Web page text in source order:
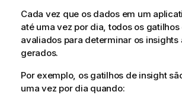
Cada vez que os dados em um
até uma vez por dia, todos os
avaliados para determinar os insights
gerados.
Por exemplo, os gatilhos de insight
uma vez por dia quando: